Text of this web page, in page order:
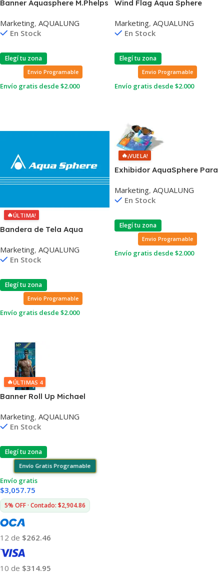
Banner Aquasphere M.Phelps
Marketing, AQUALUNG
En Stock
Elegí tu zona
Envio Programable
Envío gratis desde $2.000
Wind Flag Aqua Sphere
Marketing, AQUALUNG
En Stock
Elegí tu zona
Envio Programable
Envío gratis desde $2.000
🔥ÚLTIMA!
Bandera de Tela Aqua
Marketing, AQUALUNG
En Stock
Elegí tu zona
Envio Programable
Envío gratis desde $2.000
🔥¡VUELA!
Exhibidor AquaSphere Para
Marketing, AQUALUNG
En Stock
Elegí tu zona
Envio Programable
Envío gratis desde $2.000
🔥ÚLTIMAS 4
Banner Roll Up Michael
Marketing, AQUALUNG
En Stock
Elegí tu zona
Envío Gratis Programable
Envío gratis
$3,057.75
5% OFF · Contado: $2,904.86
12 de $262.46
10 de $314.95